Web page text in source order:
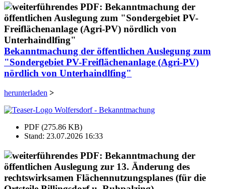
Bekanntmachung der öffentlichen Auslegung zum
"Sondergebiet PV-Freiflächenanlage (Agri-PV)
nördlich von Unterhaindlfing"
herunterladen >
PDF (275.86 KB)
Stand: 23.07.2026 16:33